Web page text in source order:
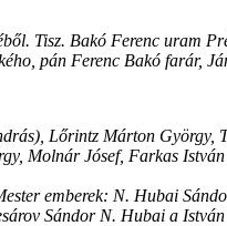
Tisz. Bakó Ferenc uram
pán Ferenc Bakó farár,
Lőrintz Márton György,
Molnár Jósef, Farkas
emberek: N. Hubai
Sándor N. Hubai a